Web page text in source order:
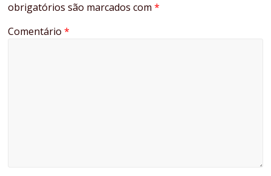
obrigatórios são marcados com*
Comentário*